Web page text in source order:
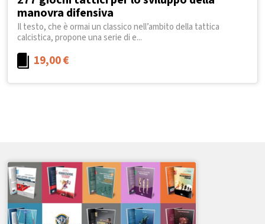
manovra difensiva
Il testo, che è ormai un classico nell’ambito della tattica
calcistica, propone una serie di e...
19,00€